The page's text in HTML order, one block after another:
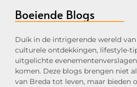
Boeiende Blogs
Duik in de intrigerende wereld van
culturele ontdekkingen, lifestyle-
uitgelichte
komen. Deze blogs brengen niet
van Breda tot leven, maar bieden